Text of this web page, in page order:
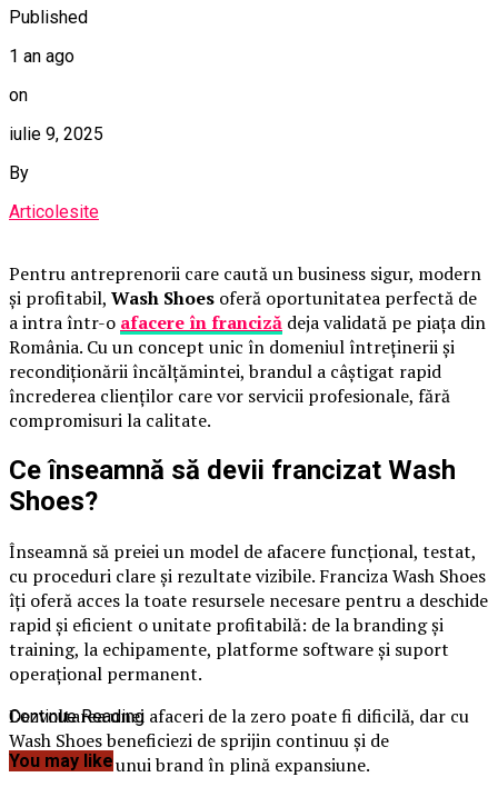
Published
1 an ago
on
iulie 9, 2025
By
Articolesite
Pentru antreprenorii care caută un business sigur, modern
și profitabil, Wash Shoes oferă oportunitatea perfectă de
a intra într-o afacere în franciză deja validată pe piața din
România. Cu un concept unic în domeniul întreținerii și
recondiționării încălțămintei, brandul a câștigat rapid
încrederea clienților care vor servicii profesionale, fără
compromisuri la calitate.
Ce înseamnă să devii francizat Wash
Shoes?
Înseamnă să preiei un model de afacere funcțional, testat,
cu proceduri clare și rezultate vizibile. Franciza Wash Shoes
îți oferă acces la toate resursele necesare pentru a deschide
rapid și eficient o unitate profitabilă: de la branding și
training, la echipamente, platforme software și suport
operațional permanent.
Dezvoltarea unei afaceri de la zero poate fi dificilă, dar cu
Wash Shoes beneficiezi de sprijin continuu și de
notorietatea unui brand în plină expansiune.
Continue Reading
You may like